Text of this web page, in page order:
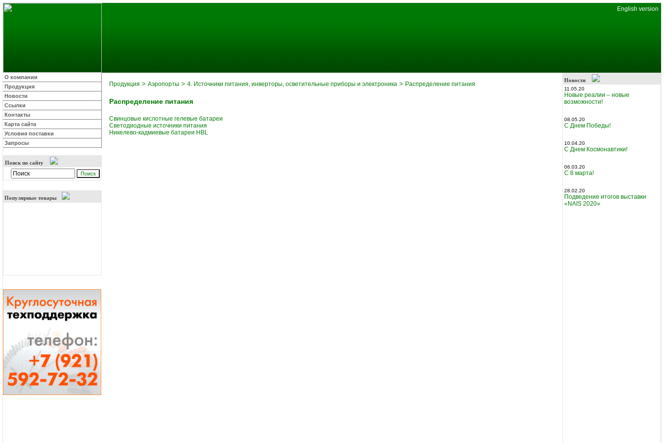
English version
О компании
Продукция
Новости
Ссылки
Контакты
Карта сайта
Условия поставки
Запросы
Поиск по сайту
Популярные товары
Продукция > Аэропорты > 4. Источники питания, инверторы, осветительные приборы и электроника > Распределение питания
Распределение питания
Свинцовые кислотные гелевые батареи
Светодиодные источники питания
Никелево-кадмиевые батареи HBL
Новости
11.05.20
Новые реалии – новые
возможности!
08.05.20
С Днем Победы!
10.04.20
С Днем Космонавтики!
06.03.20
С 8 марта!
28.02.20
Подведение итогов выставки
«NAIS 2020»